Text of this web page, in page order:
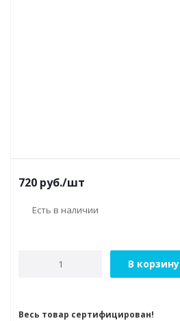
720 руб./шт
Есть в наличии
В корзину
Весь товар сертифицирован!